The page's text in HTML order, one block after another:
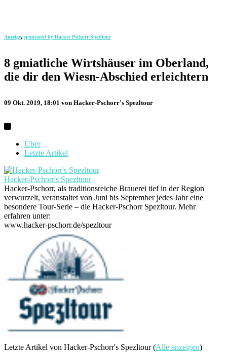
Anzeige, sponsored by Hacker Pschorr Spezltour
8 gmiatliche Wirtshäuser im Oberland,
die dir den Wiesn-Abschied erleichtern
09 Okt. 2019, 18:01 von Hacker-Pschorr's Spezltour
Über
Letzte Artikel
Hacker-Pschorr's Spezltour
Hacker-Pschorr, als traditionsreiche Brauerei tief in der Region
verwurzelt, veranstaltet von Juni bis September jedes Jahr eine
besondere Tour-Serie – die Hacker-Pschorr Spezltour. Mehr
erfahren unter:
www.hacker-pschorr.de/spezltour
Letzte Artikel von Hacker-Pschorr's Spezltour(Alle anzeigen)